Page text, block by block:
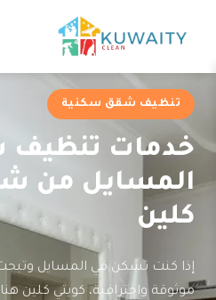
تنظيف شقق سكنية
خدمات
المسايل من
كلين
إذا كنت تسكن في المسايل
موثوقة واحترافية، كويتي